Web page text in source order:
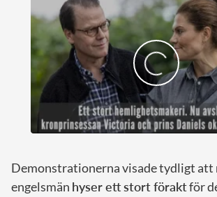
Demonstrationerna visade tydligt att
engelsmän hyser ett stort föraktför